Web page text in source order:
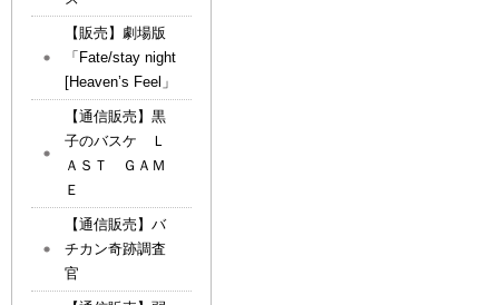
【販売】劇場版
「Fate/stay night
[Heaven’s Feel」
【通信販売】黒
子のバスケ Ｌ
ＡＳＴ ＧＡＭ
Ｅ
【通信販売】バ
チカン奇跡調査
官